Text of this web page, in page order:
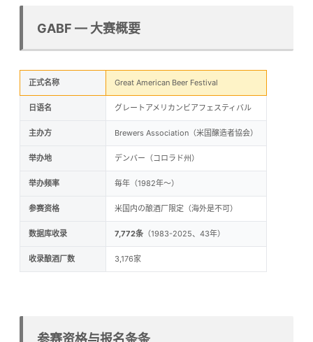
GABF — 大赛概要
正式名称 Great American Beer Festival
日语名 グレートアメリカンビアフェスティバル
主办方 Brewers Association（米国醸造者協会）
举办地 デンバー（コロラド州）
举办频率 毎年（1982年〜）
参赛资格 米国内の酿酒厂限定（海外是不可）
数据库收录 7,772条 （1983-2025、43年）
收录酿酒厂数 3,176家
参赛资格与报名条条